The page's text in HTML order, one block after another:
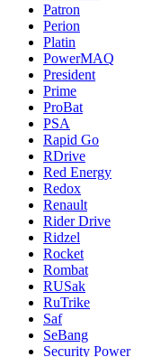
Patron
Perion
Platin
PowerMAQ
President
Prime
ProBat
PSA
Rapid Go
RDrive
Red Energy
Redox
Renault
Rider Drive
Ridzel
Rocket
Rombat
RUSak
RuTrike
Saf
SeBang
Security Power